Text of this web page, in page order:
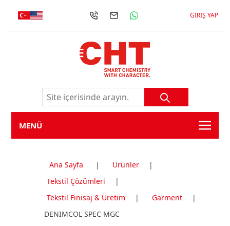
GIRIŞ YAP
MENÜ
Ana Sayfa | Ürünler
|
Tekstil Çözümleri
|
Tekstil Finisaj & Üretim
| Garment
|
DENIMCOL SPEC MGC